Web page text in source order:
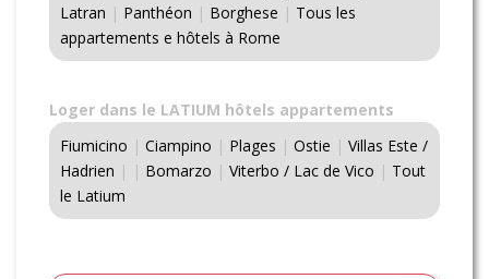
Latran | Panthéon | Borghese | Tous les
appartements e hôtels à Rome
Loger dans le LATIUM hôtels appartements
Fiumicino | Ciampino | Plages | Ostie | Villas Este /
Hadrien | | Bomarzo | Viterbo / Lac de Vico | Tout
le Latium